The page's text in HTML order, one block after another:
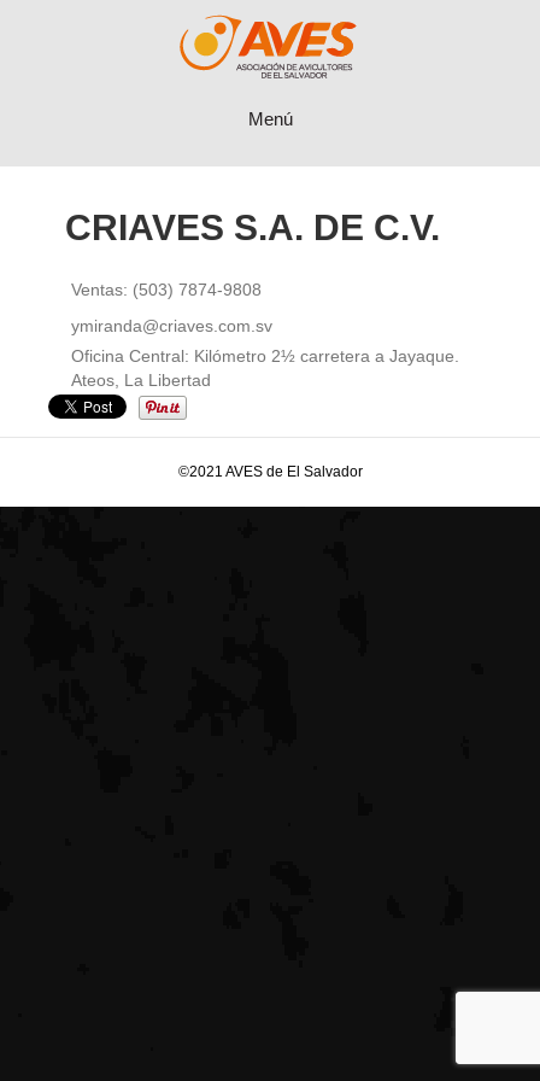
Menú
CRIAVES S.A. DE C.V.
Ventas: (503) 7874-9808
ymiranda@criaves.com.sv
Oficina Central: Kilómetro 2½ carretera a Jayaque.
Ateos, La Libertad
©2021 AVES de El Salvador